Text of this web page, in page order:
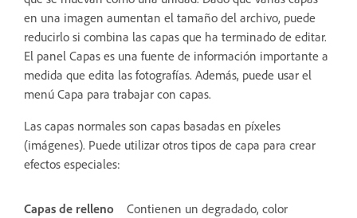
en una imagen aumentan el tamaño del archivo, puede
reducirlo si combina las capas que ha terminado de editar.
El panel Capas es una fuente de información importante a
medida que edita las fotografías. Además, puede usar el
menú Capa para trabajar con capas.
Las capas normales son capas basadas en píxeles
(imágenes). Puede utilizar otros tipos de capa para crear
efectos especiales:
Capas de relleno
Contienen un degradado, color